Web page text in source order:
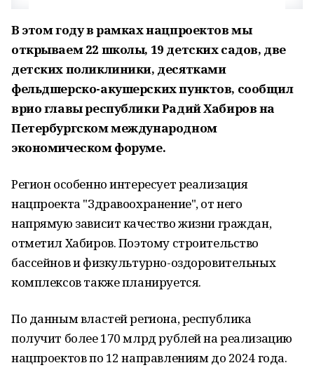
В этом году в рамках нацпроектов мы
открываем 22 школы, 19 детских садов, две
детских поликлиники, десятками
фельдшерско-акушерских пунктов, сообщил
врио главы республики Радий Хабиров на
Петербургском международном
экономическом форуме.
Регион особенно интересует реализация
нацпроекта "Здравоохранение", от него
напрямую зависит качество жизни граждан,
отметил Хабиров. Поэтому строительство
бассейнов и физкультурно-оздоровительных
комплексов также планируется.
По данным властей региона, республика
получит более 170 млрд рублей на реализацию
нацпроектов по 12 направлениям до 2024 года.